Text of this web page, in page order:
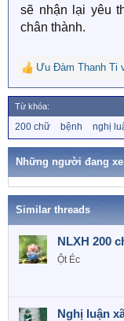
sẽ nhận lại yêu
chân thành.
R
e
a
c
t
o
s
Ưu Đàm Thanh Ti
Từ khóa:
ừ
k
200 chữ bệnh nghị
Những người đang
Similar threads
NLXH 200
Ột Éc
Nghị luận